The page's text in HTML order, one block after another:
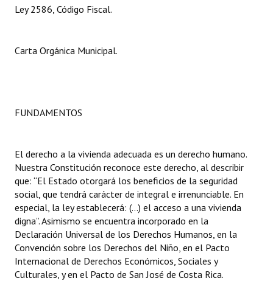
Comunicaciones
Resoluciones
INSTITUCIONAL
Noticias Destacadas
Registros y Distinciones
Datos Históricos
Premio al Mérito - Registro
Audiencias Públicas - Registro
Ley 2586, Código Fiscal.
Carta Orgánica Municipal.
FUNDAMENTOS
El derecho a la vivienda adecuada es un derecho humano.
Nuestra Constitución reconoce este derecho, al describir
que: “El Estado otorgará los beneficios de la seguridad
social, que tendrá carácter de integral e irrenunciable. En
especial, la ley establecerá: (…) el acceso a una vivienda
digna”. Asimismo se encuentra incorporado en la
Declaración Universal de los Derechos Humanos, en la
Convención sobre los Derechos del Niño, en el Pacto
Internacional de Derechos Económicos, Sociales y
Culturales, y en el Pacto de San José de Costa Rica.